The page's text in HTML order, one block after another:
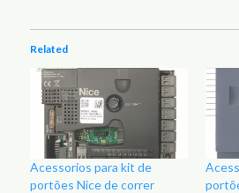
Related
Acessorios para kit de
portões Nice de correr